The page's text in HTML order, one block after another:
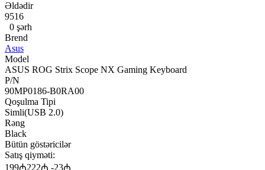
Əldədir
9516
0 şərh
Brend
Asus
Model
ASUS ROG Strix Scope NX Gaming Keyboard
P/N
90MP0186-B0RA00
Qoşulma Tipi
Simli(USB 2.0)
Rəng
Black
Bütün göstəricilər
Satış qiyməti:
199₼222₼ -23₼